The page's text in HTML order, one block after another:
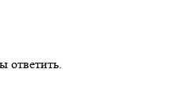
ответить.